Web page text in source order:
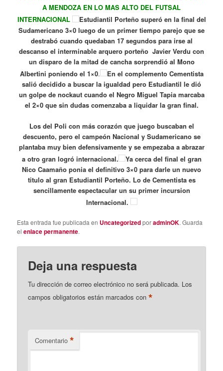
A MENDOZA EN LO MAS ALTO DEL FUTSAL
INTERNACIONAL
Estudiantil Porteño superó en la final del
Sudamericano 3×0 luego de un primer tiempo parejo que se
destrabó cuando quedaban 17 segundos para irse al
descanso el interminable arquero porteño Javier Verdu con
un disparo de la mitad de cancha sorprendió al Mono
Albertini poniendo el 1×0.
En el complemento Cementista
salió decidido a buscar la igualdad pero Estudiantil le dió
un golpe de nockaut cuando el Negro Miguel Tapia marcaba
el 2×0 que sin dudas comenzaba a liquidar la gran final.
Los del Poli con más corazón que juego buscaban el
descuento, pero el campeón Nacional y Sudamericano se
plantaba muy bien defensivamente y se empezaba a abrazar
a otro gran logró internacional.
Ya cerca del final el gran
Nico Caamaño ponia el definitivo 3×0 para darle un nuevo
titulo al gran Estudiantil Porteño. Lo de Cementista es
sencillamente espectacular un su primer incursion
Internacional.
Esta entrada fue publicada en UncategorizedporadminOK. Guarda
elenlace permanente.
Deja una respuesta
Tu dirección de correo electrónico no será publicada. Los
campos obligatorios están marcados con*
Comentario *